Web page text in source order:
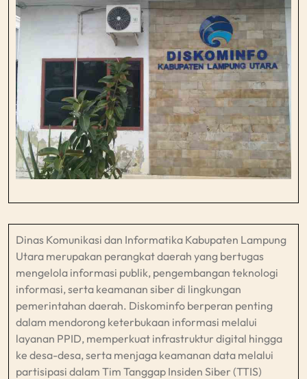
Dinas Komunikasi dan Informatika Kabupaten Lampung
Utara merupakan perangkat daerah yang bertugas
mengelola informasi publik, pengembangan teknologi
informasi, serta keamanan siber di lingkungan
pemerintahan daerah. Diskominfo berperan penting
dalam mendorong keterbukaan informasi melalui
layanan PPID, memperkuat infrastruktur digital hingga
ke desa-desa, serta menjaga keamanan data melalui
partisipasi dalam Tim Tanggap Insiden Siber (TTIS)